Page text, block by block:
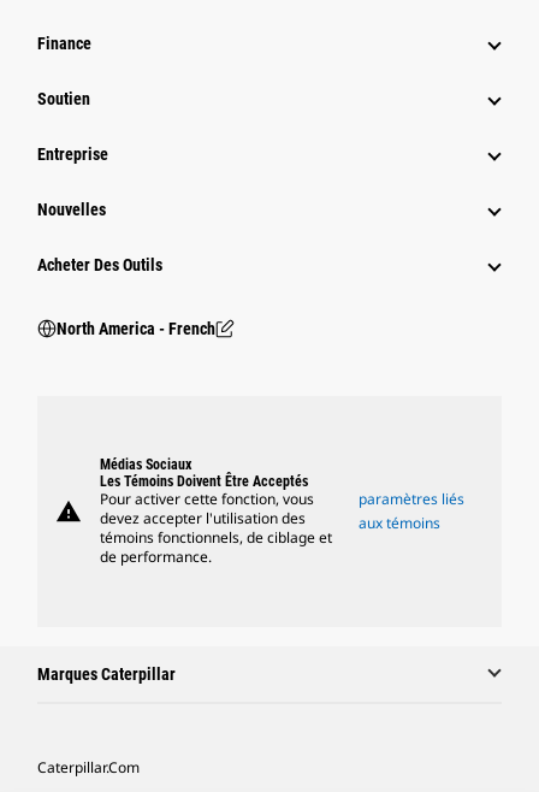
Finance
Soutien
Entreprise
Nouvelles
Acheter Des Outils
North America - French
warning
Médias Sociaux
Les Témoins Doivent Être Acceptés
Pour activer cette fonction, vous
devez accepter l'utilisation des
témoins fonctionnels, de ciblage et
de performance.
paramètres liés
aux témoins
Marques Caterpillar
Caterpillar.com